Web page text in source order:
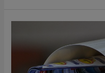
aangetekende